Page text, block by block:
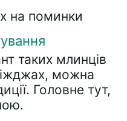
таких млинців
можна
Головне тут,